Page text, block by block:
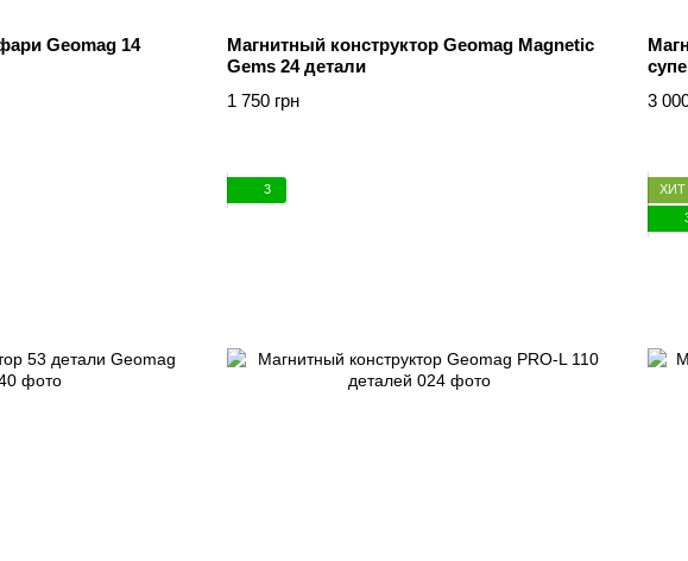
Geomag 14
Магнитный конструктор Geomag Magnetic
Gems 24 детали
1 750 грн
3
3
ХИТ